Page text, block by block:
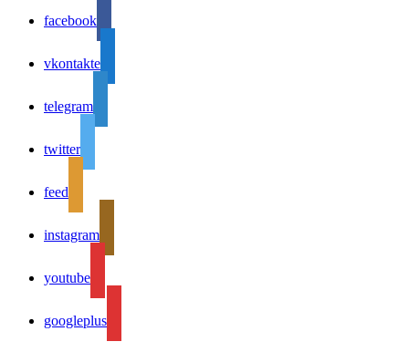
facebook
vkontakte
telegram
twitter
feed
instagram
youtube
googleplus